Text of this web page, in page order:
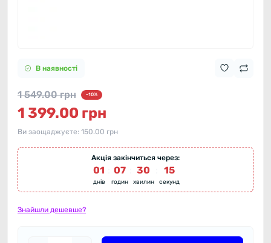
В наявності
1 549.00 грн -10%
1 399.00 грн
Ви заощаджуєте: 150.00 грн
Акція закінчиться через:
01
днів
07
годин
30
хвилин
14
секунд
Знайшли дешевше?